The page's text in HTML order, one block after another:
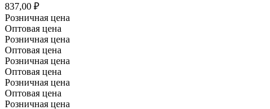
837,00 ₽
Розничная цена
Оптовая цена
Розничная цена
Оптовая цена
Розничная цена
Оптовая цена
Розничная цена
Оптовая цена
Розничная цена